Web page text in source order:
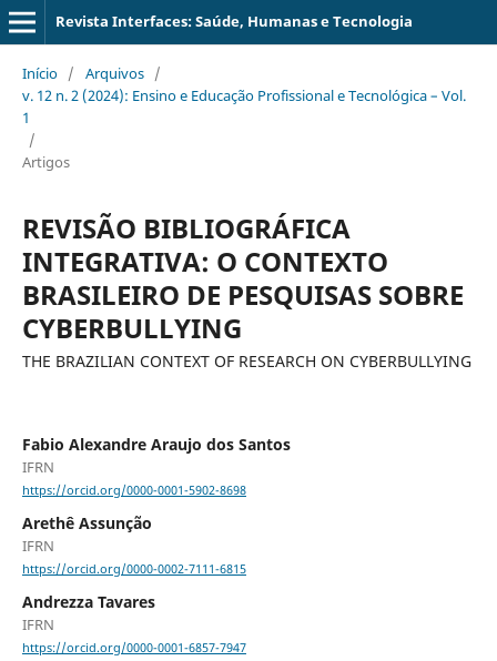
Revista Interfaces: Saúde, Humanas e Tecnologia
Início / Arquivos /
v. 12 n. 2 (2024): Ensino e Educação Profissional e Tecnológica – Vol.
1
/
Artigos
REVISÃO BIBLIOGRÁFICA
INTEGRATIVA: O CONTEXTO
BRASILEIRO DE PESQUISAS SOBRE
CYBERBULLYING
THE BRAZILIAN CONTEXT OF RESEARCH ON CYBERBULLYING
Fabio Alexandre Araujo dos Santos
IFRN
https://orcid.org/0000-0001-5902-8698
Arethê Assunção
IFRN
https://orcid.org/0000-0002-7111-6815
Andrezza Tavares
IFRN
https://orcid.org/0000-0001-6857-7947